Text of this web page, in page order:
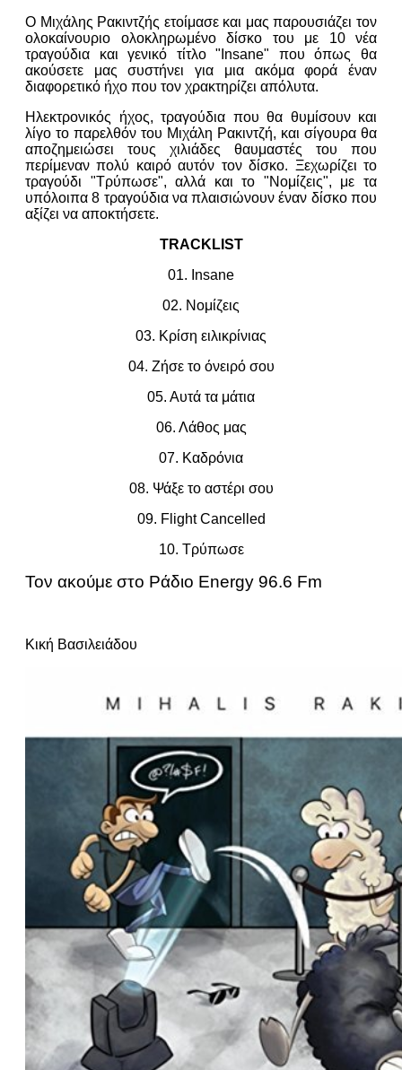
Ο Μιχάλης Ρακιντζής ετοίμασε και μας παρουσιάζει τον
ολοκαίνουριο ολοκληρωμένο δίσκο του με 10 νέα
τραγούδια και γενικό τίτλο "Insane" που όπως θα
ακούσετε μας συστήνει για μια ακόμα φορά έναν
διαφορετικό ήχο που τον χρακτηρίζει απόλυτα.
Ηλεκτρονικός ήχος, τραγούδια που θα θυμίσουν και
λίγο το παρελθόν του Μιχάλη Ρακιντζή, και σίγουρα θα
αποζημειώσει τους χιλιάδες θαυμαστές του που
περίμεναν πολύ καιρό αυτόν τον δίσκο. Ξεχωρίζει το
τραγούδι "Τρύπωσε", αλλά και το "Νομίζεις", με τα
υπόλοιπα 8 τραγούδια να πλαισιώνουν έναν δίσκο που
αξίζει να αποκτήσετε.
TRACKLIST
01. Insane
02. Νομίζεις
03. Κρίση ειλικρίνιας
04. Ζήσε το όνειρό σου
05. Αυτά τα μάτια
06. Λάθος μας
07. Καδρόνια
08. Ψάξε το αστέρι σου
09. Flight Cancelled
10. Τρύπωσε
Τον ακούμε στο Ράδιο Energy 96.6 Fm
Κική Βασιλειάδου